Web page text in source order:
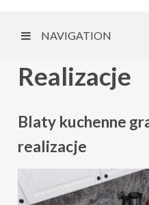
NAVIGATION
Realizacje
Blaty kuchenne
realizacje